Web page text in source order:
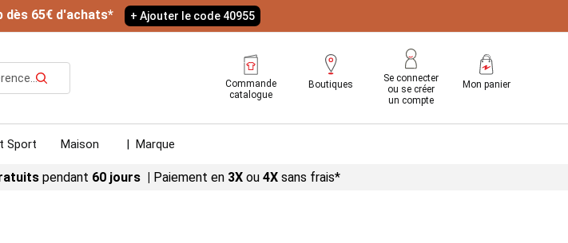
dès 65€ d'achats* + Ajouter le code 40955
Rechercher
Commande
catalogue
Boutiques
Se connecter
ou se créer
un compte
Mon panier
Sport Maison | Marque
pendant 60 jours | Paiement en 3X ou 4X sans frais*